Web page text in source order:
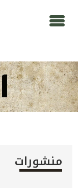
منشورات